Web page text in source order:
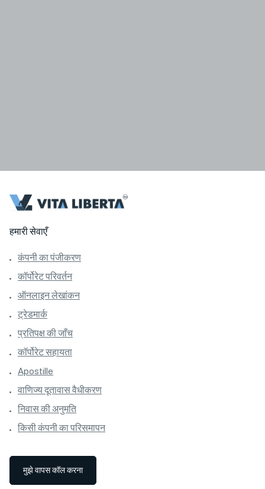
हमारी सेवाएँ
कंपनी का पंजीकरण
कॉर्पोरेट परिवर्तन
ऑनलाइन लेखांकन
ट्रेडमार्क
प्रतिपक्ष की जाँच
कॉर्पोरेट सहायता
Apostille
वाणिज्य दूतावास वैधीकरण
निवास की अनुमति
किसी कंपनी का परिसमापन
मुझे वापस कॉल करना